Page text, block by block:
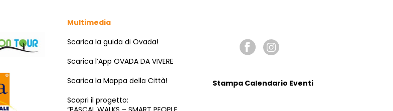
Multimedia
Scarica la guida di Ovada!
Scarica l’App OVADA DA VIVERE
Scarica la Mappa della Città!
Scopri il progetto:
Stampa Calendario Eventi